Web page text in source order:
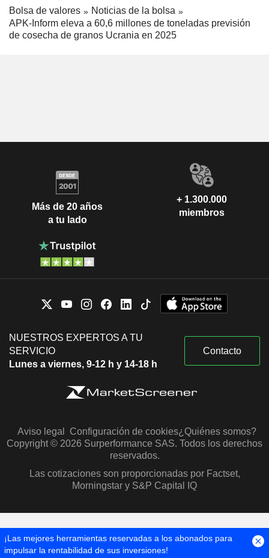
Bolsa de valores
Noticias de la bolsa
APK-Inform eleva a 60,6 millones de toneladas previsión
de cosecha de granos Ucrania en 2025
Más de 20 años
a tu lado
+ 1.300.000
miembros
NUESTROS EXPERTOS A TU
SERVICIO
Lunes a viernes, 9-12 h y 14-18 h
Contacto
Aviso legal Configuración de cookies¿Quiénes somos?
Copyright © 2026 Surperformance SAS. Todos los derechos
reservados.
Las cotizaciones son proporcionadas por Factset,
Morningstar y S&P Capital IQ
¡Las mejores herramientas reservadas a los abonados para
impulsar la rentabilidad de sus inversiones!